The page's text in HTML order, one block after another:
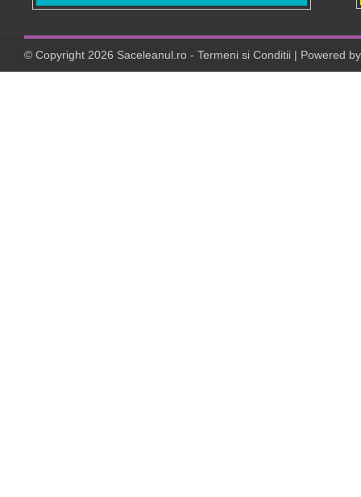
© Copyright 2026 Saceleanul.ro - Termeni si Conditii | Powered